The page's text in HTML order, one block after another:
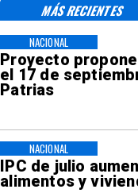
Proyecto
el 17 de
Patrias
NACIONAL
IPC de julio
alimentos y
NACIONAL
MÁS RECIENTES